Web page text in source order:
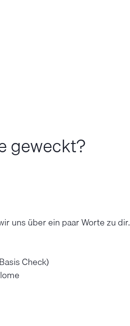
geweckt?
uns über ein paar Worte zu dir.
Check)